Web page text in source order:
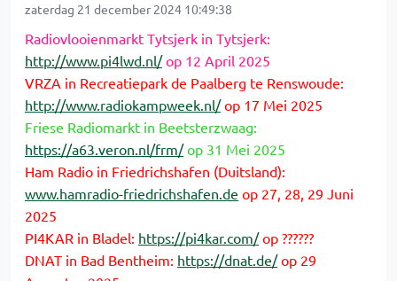
zaterdag 21 december 2024 10:49:38
Radiovlooienmarkt Tytsjerk in Tytsjerk:
http://www.pi4lwd.nl/op 12 April 2025
VRZA in Recreatiepark de Paalberg te Renswoude:
http://www.radiokampweek.nl/op 17 Mei 2025
Friese Radiomarkt in Beetsterzwaag:
https://a63.veron.nl/frm/op 31 Mei 2025
Ham Radio in Friedrichshafen (Duitsland):
www.hamradio-friedrichshafen.de op 27, 28, 29 Juni
2025
PI4KAR in Bladel: https://pi4kar.com/op ??????
DNAT in Bad Bentheim: https://dnat.de/op 29